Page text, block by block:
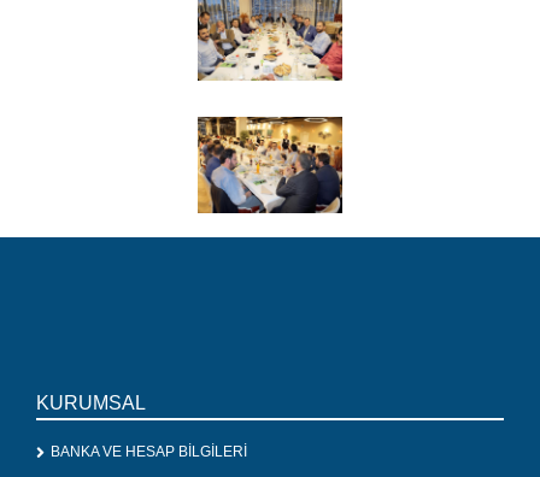
KURUMSAL
BANKA VE HESAP BİLGİLERİ